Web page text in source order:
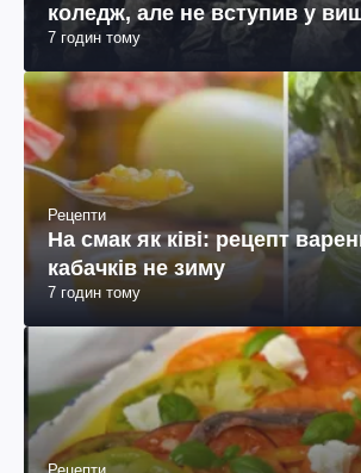
коледж, але не вступив у
пояснення юриста
7 годин тому
Рецепти
На смак як ківі: рецепт
кабачків не зиму
7 годин тому